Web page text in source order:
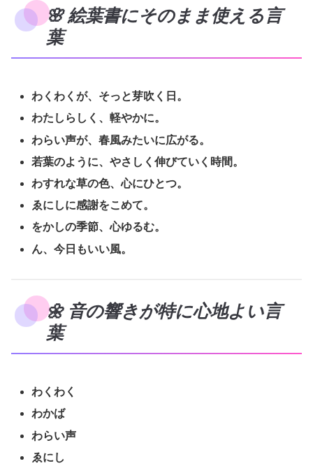
🌸 絵葉書にそのまま使える言
葉
わくわくが、そっと芽吹く日。
わたしらしく、軽やかに。
わらい声が、春風みたいに広がる。
若葉のように、やさしく伸びていく時間。
わすれな草の色、心にひとつ。
ゑにしに感謝をこめて。
をかしの季節、心ゆるむ。
ん、今日もいい風。
🌼 音の響きが特に心地よい言
葉
わくわく
わかば
わらい声
ゑにし